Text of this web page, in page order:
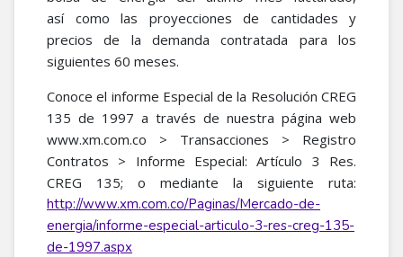
así como las proyecciones de cantidades y
precios de la demanda contratada para los
siguientes 60 meses.
Conoce el informe Especial de la Resolución CREG
135 de 1997 a través de nuestra página web
www.xm.com.co > Transacciones > Registro
Contratos > Informe Especial: Artículo 3 Res.
CREG 135; o mediante la siguiente ruta:
http://www.xm.com.co/Paginas/Mercado-de-
energia/informe-especial-articulo-3-res-creg-135-
de-1997.aspx